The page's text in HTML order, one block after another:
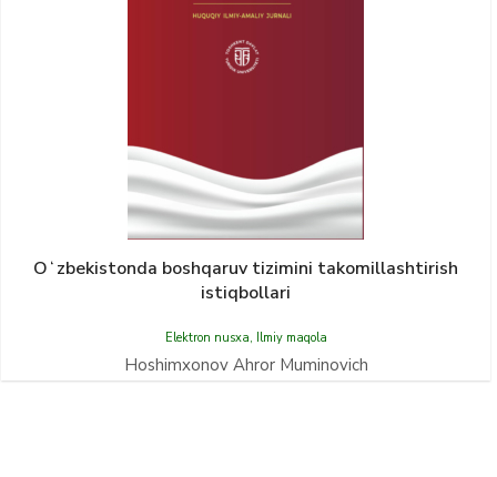
Oʻzbekistonda boshqaruv tizimini takomillashtirish
istiqbollari
Elektron nusxa, Ilmiy maqola
Hoshimxonov Ahror Muminovich